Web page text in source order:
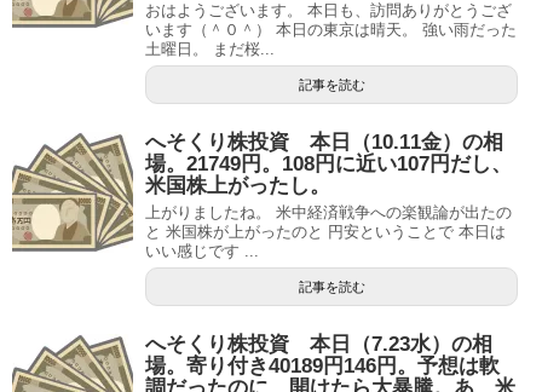
おはようございます。 本日も、訪問ありがとうござ
います（＾０＾） 本日の東京は晴天。 強い雨だった
土曜日。 まだ桜...
記事を読む
へそくり株投資 本日（10.11金）の相
場。21749円。108円に近い107円だし、
米国株上がったし。
上がりましたね。 米中経済戦争への楽観論が出たの
と 米国株が上がったのと 円安ということで 本日は
いい感じです ...
記事を読む
へそくり株投資 本日（7.23水）の相
場。寄り付き40189円146円。予想は軟